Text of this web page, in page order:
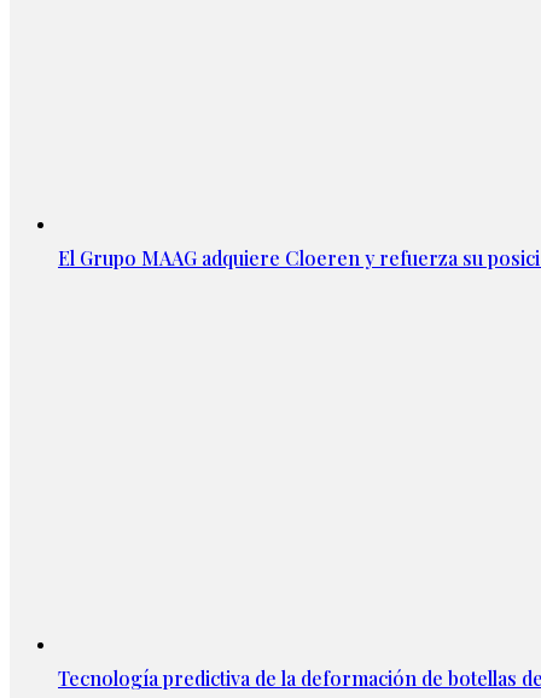
El Grupo MAAG adquiere Cloeren y refuerza su
Tecnología predictiva de la deformación de botellas